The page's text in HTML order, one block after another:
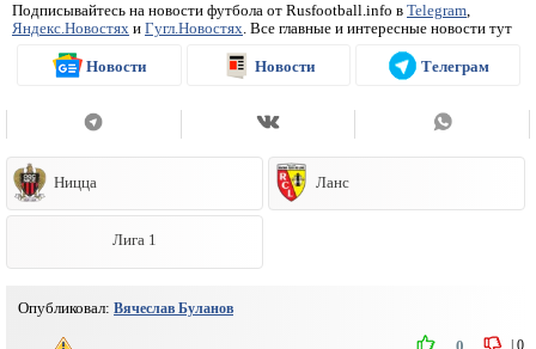
Подписывайтесь на новости футбола от Rusfootball.info в Telegram
Яндекс.Новостях и Гугл.Новостях . Все главные и интересные новости тут
Новости Новости Телеграм
Ницца Ланс
Лига 1
Опубликовал: Вячеслав Буланов
| 0